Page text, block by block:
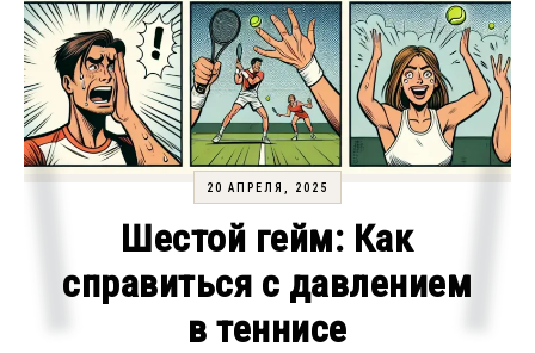
20 АПРЕЛЯ, 2025
Шестой гейм: Как
справиться с давлением
в теннисе